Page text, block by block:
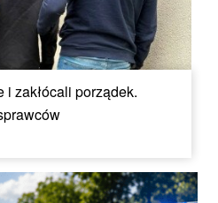
zakłócali porządek.